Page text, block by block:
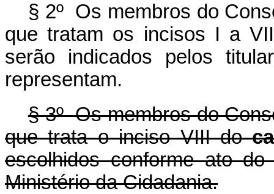
§ 2º Os membros do
que tratam os incisos I a
serão indicados pelos
representam.
§ 3º Os membros do
que trata o inciso VIII do
escolhidos conforme ato
Ministério da Cidadania.